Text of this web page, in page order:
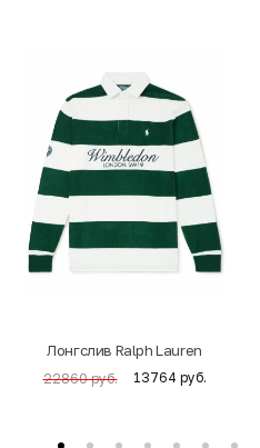
Лонгслив Ralph Lauren
22860 руб. 13764 руб.